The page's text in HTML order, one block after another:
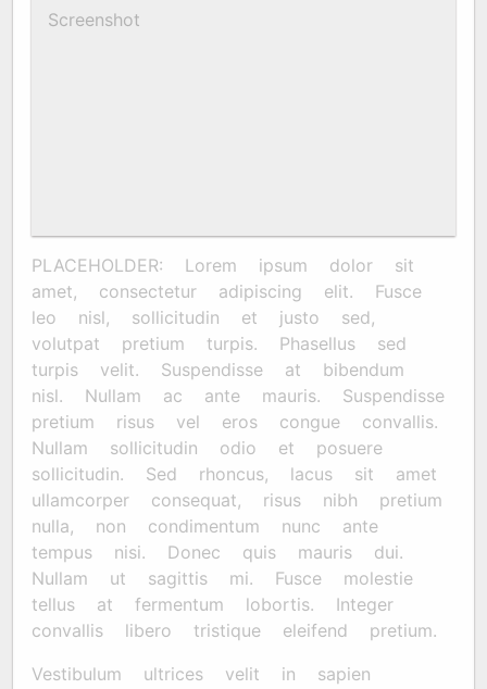
Screenshot
PLACEHOLDER: Lorem ipsum dolor sit
amet, consectetur adipiscing elit. Fusce
leo nisl, sollicitudin et justo sed,
volutpat pretium turpis. Phasellus sed
turpis velit. Suspendisse at bibendum
nisl. Nullam ac ante mauris. Suspendisse
pretium risus vel eros congue convallis.
Nullam sollicitudin odio et posuere
sollicitudin. Sed rhoncus, lacus sit amet
ullamcorper consequat, risus nibh pretium
nulla, non condimentum nunc ante
tempus nisi. Donec quis mauris dui.
Nullam ut sagittis mi. Fusce molestie
tellus at fermentum lobortis. Integer
convallis libero tristique eleifend pretium.
Vestibulum ultrices velit in sapien